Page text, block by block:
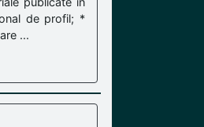
de profil; *
...